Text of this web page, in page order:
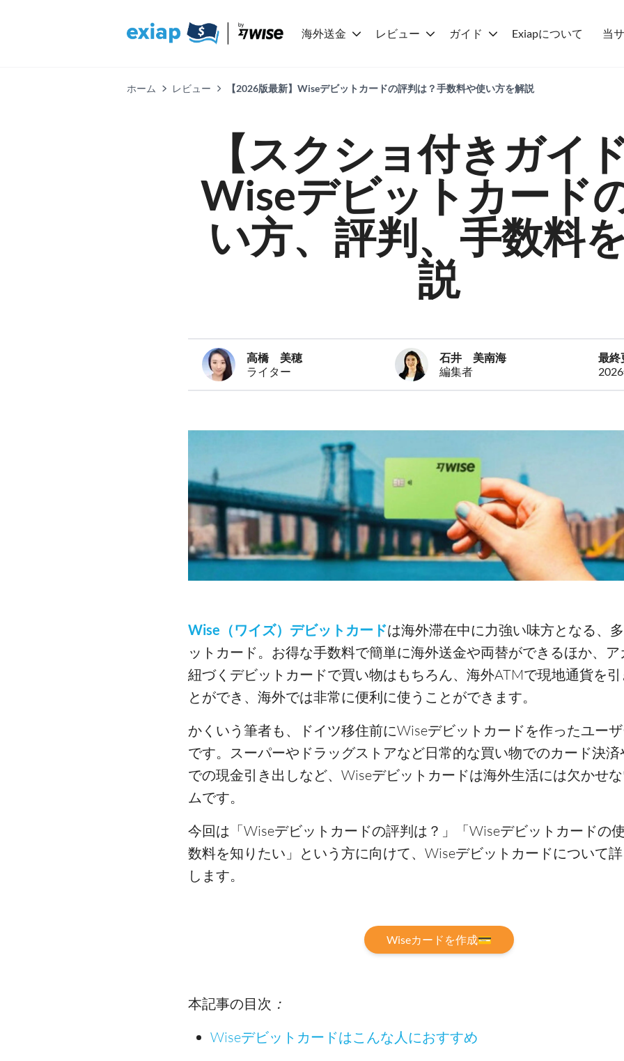
海外送金 レビュー ガイド Exiapについて 当
ホーム レビュー 【2026版最新】Wiseデビットカードの評判は？手数料や使い方を解説
【スクショ付きガイ
Wiseデビットカード
い方、評判、手数料
説
高橋 美穂
ライター
石井 美南海
編集者
最終
Wise（ワイズ）デビットカードは海外滞在中に力強い味方となる、
ットカード。お得な手数料で簡単に海外送金や両替ができるほか、
紐づくデビットカードで買い物はもちろん、海外ATMで現地通貨を
とができ、海外では非常に便利に使うことができます。
かくいう筆者も、ドイツ移住前にWiseデビットカードを作ったユー
です。スーパーやドラッグストアなど日常的な買い物でのカード決済
での現金引き出しなど、Wiseデビットカードは海外生活には欠かせ
ムです。
今回は「Wiseデビットカードの評判は？」「Wiseデビットカードの
数料を知りたい」という方に向けて、Wiseデビットカードについて
します。
Wiseカードを作成💳
本記事の目次 ：
Wiseデビットカードはこんな人におすすめ